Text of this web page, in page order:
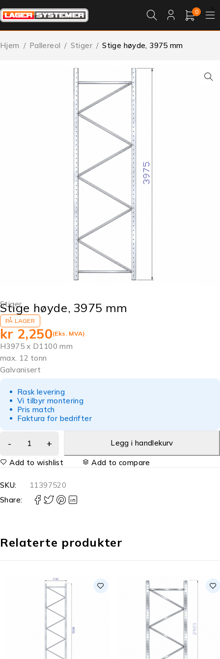
0
Hjem / Pallereol / Stiger / Stige høyde, 3975 mm
Stiger
Stige høyde, 3975 mm
PÅ LAGER
kr 2,250(Eks. MVA)
H3975 x D1100 mm
max. 12 tonn
Galvanisert
Rask levering
Vi tilbyr montering
Pris match
Faktura for bedrifter
Legg i handlekurv
Add to wishlist Add to compare
SKU:
11397520
Share:
Relaterte produkter